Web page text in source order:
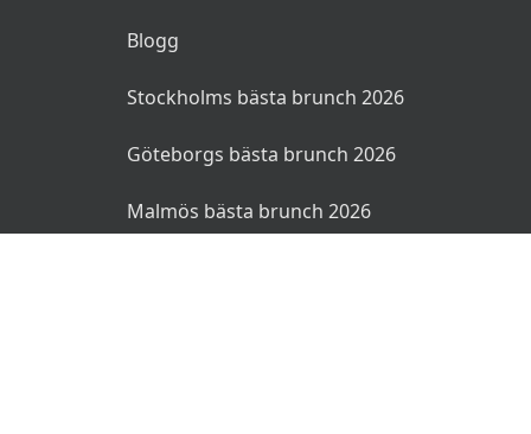
Blogg
Stockholms bästa brunch 2026
Göteborgs bästa brunch 2026
Malmös bästa brunch 2026